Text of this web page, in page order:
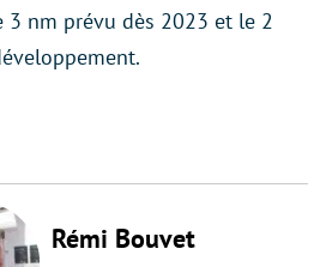
3 nm prévu dès 2023 et le 2
Rémi Bouvet